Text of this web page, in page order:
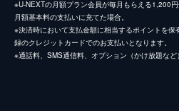
※U-NEXTの月額プラン会員が毎月もらえる1,200
月額基本料の支払いに充てた場合。
※決済時において支払金額に相当するポイントを
録のクレジットカードでのお支払いとなります。
※通話料、SMS通信料、オプション（かけ放題など